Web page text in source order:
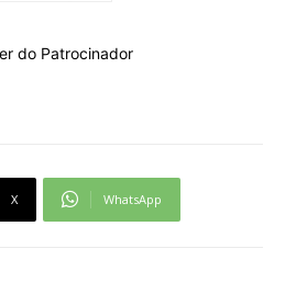
X WhatsApp